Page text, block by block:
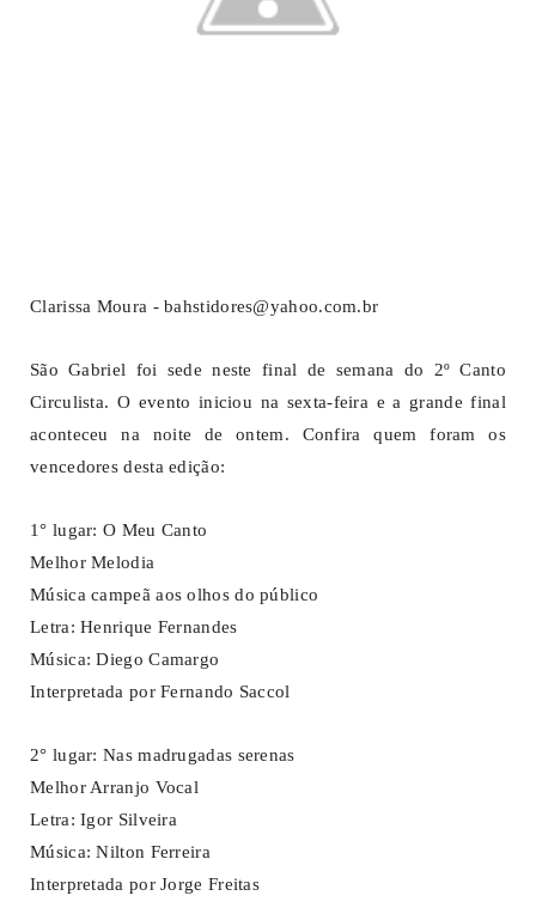
Clarissa Moura - bahstidores@yahoo.com.br
São Gabriel foi sede neste final de semana do 2º Canto
Circulista. O evento iniciou na sexta-feira e a grande final
aconteceu na noite de ontem. Confira quem foram os
vencedores desta edição:
1° lugar: O Meu Canto
Melhor Melodia
Música campeã aos olhos do público
Letra: Henrique Fernandes
Música: Diego Camargo
Interpretada por Fernando Saccol
2° lugar: Nas madrugadas serenas
Melhor Arranjo Vocal
Letra: Igor Silveira
Música: Nilton Ferreira
Interpretada por Jorge Freitas